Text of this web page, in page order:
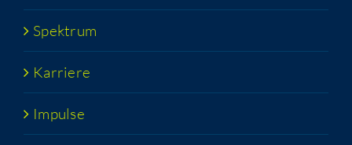
Spek­trum
Kar­rie­re
Impul­se